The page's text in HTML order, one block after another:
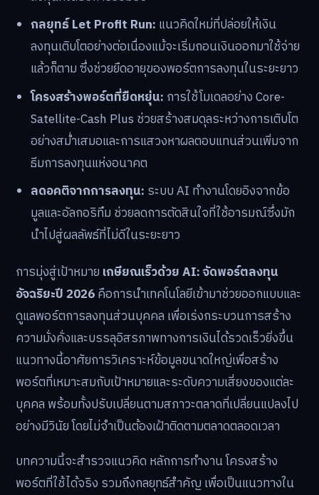
กลยุทธ์ Let Profit Run: แนวคิดใหม่ที่ปล่อยให้เงิน
ลงทุนเติบโตอย่างต่อเนื่องแม้จะเริ่มถอนเงินออกมาใช้จ่าย
แล้วก็ตาม ซึ่งช่วยยืดอายุของพอร์ตการลงทุนในระยะยาว
โครงสร้างพอร์ตที่ยืดหยุ่น: การใช้โมเดลอย่าง Core-
Satellite-Cash Plus ช่วยสร้างสมดุลระหว่างการเติบโต
อย่างสม่ำเสมอและการแสวงหาผลตอบแทนส่วนเพิ่มจาก
ธีมการลงทุนแห่งอนาคต
ลดอคติจากการลงทุน: ระบบ AI ทำงานโดยอิงจากข้อ
มูลและอัลกอริทึม ช่วยลดการตัดสินใจที่ใช้อารมณ์ซึ่งมัก
นำไปสู่ผลลัพธ์ที่ไม่ดีในระยะยาว
การมุ่งสู่เป้าหมาย เกษียณเร็วด้วย AI: จัดพอร์ตลงทุน
อัจฉริยะปี 2026คือการนำเทคโนโลยีเข้ามาช่วยออกแบบและ
ดูแลพอร์ตการลงทุนส่วนบุคคล เพื่อเร่งกระบวนการสร้าง
ความมั่งคั่งและบรรลุอิสรภาพทางการเงินได้รวดเร็วยิ่งขึ้น
แนวทางนี้อาศัยการวิเคราะห์ข้อมูลขนาดใหญ่เพื่อสร้าง
พอร์ตที่เหมาะสมกับเป้าหมายและระดับความเสี่ยงของแต่ละ
บุคคล พร้อมทั้งปรับเปลี่ยนตามสภาวะตลาดที่เปลี่ยนแปลงไป
อย่างมีวินัย โดยไม่จำเป็นต้องเฝ้าติดตามตลาดตลอดเวลา
บทความนี้จะสำรวจแนวคิด หลักการทำงาน โครงสร้าง
พอร์ตที่ใช้ได้จริง รวมถึงกลยุทธ์สำคัญ เพื่อเป็นแนวทางใน